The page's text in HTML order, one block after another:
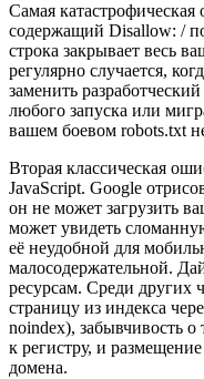
Самая
содержащий Disallow: /
строка закрывает весь
регулярно случается,
заменить
любого запуска или
вашем боевом robots.txt
Вторая классическая
JavaScript. Google
он не может загрузить
может увидеть
её неудобной для
малосодержательной.
ресурсам. Среди других
страницу из индекса
noindex), забывчивость
к регистру, и
домена.